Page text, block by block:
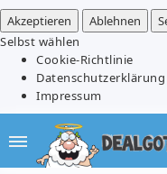
Akzeptieren
Ablehnen
Selbst wählen
Cookie-Richtlinie
Datenschutzerklärung
Impressum